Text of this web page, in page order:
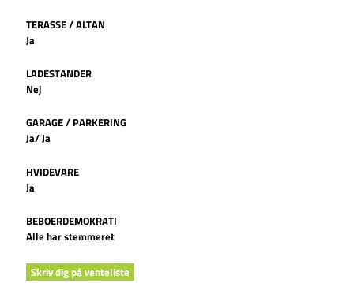
TERASSE / ALTAN
Ja
LADESTANDER
Nej
GARAGE / PARKERING
Ja/ Ja
HVIDEVARE
Ja
BEBOERDEMOKRATI
Alle har stemmeret
Skriv dig på venteliste